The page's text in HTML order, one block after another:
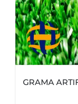
GRAMA